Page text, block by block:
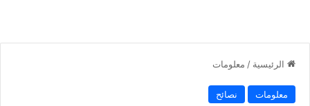
الرئيسية / معلومات
معلومات نصائح